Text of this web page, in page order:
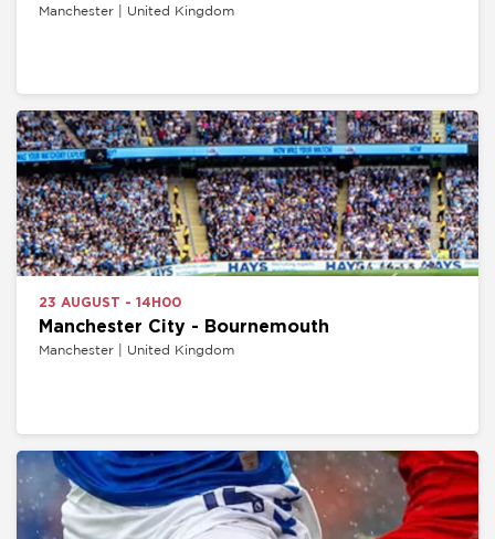
Manchester | United Kingdom
23 AUGUST - 14H00
Manchester City - Bournemouth
Manchester | United Kingdom